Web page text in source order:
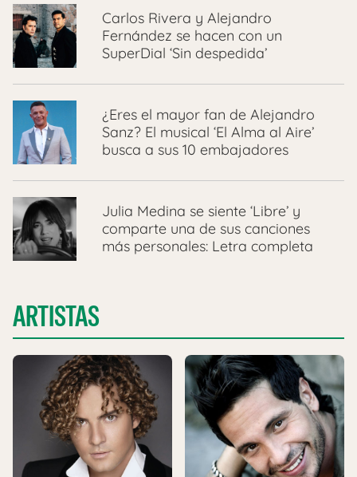
Carlos Rivera y Alejandro
Fernández se hacen con un
SuperDial ‘Sin despedida’
¿Eres el mayor fan de Alejandro
Sanz? El musical ‘El Alma al Aire’
busca a sus 10 embajadores
Julia Medina se siente ‘Libre’ y
comparte una de sus canciones
más personales: Letra completa
ARTISTAS